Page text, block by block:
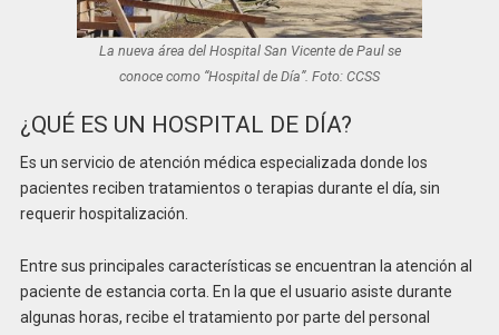
La nueva área del Hospital San Vicente de Paul se
conoce como “Hospital de Día”. Foto: CCSS
¿QUÉ ES UN HOSPITAL DE DÍA?
Es un servicio de atención médica especializada donde los
pacientes reciben tratamientos o terapias durante el día, sin
requerir hospitalización.
Entre sus principales características se encuentran la atención al
paciente de estancia corta. En la que el usuario asiste durante
algunas horas, recibe el tratamiento por parte del personal